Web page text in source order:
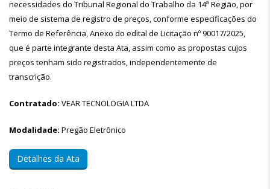
necessidades do Tribunal Regional do Trabalho da 14ª Região, por
meio de sistema de registro de preços, conforme especificações do
Termo de Referência, Anexo do edital de Licitação nº 90017/2025,
que é parte integrante desta Ata, assim como as propostas cujos
preços tenham sido registrados, independentemente de
transcrição.
Contratado: VEAR TECNOLOGIA LTDA
Modalidade: Pregão Eletrônico
Detalhes da Ata